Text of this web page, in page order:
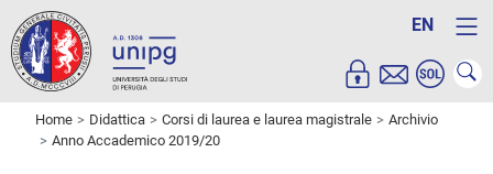
EN
Home Didattica Corsi di laurea e laurea magistrale
Archivio
Anno Accademico 2019/20